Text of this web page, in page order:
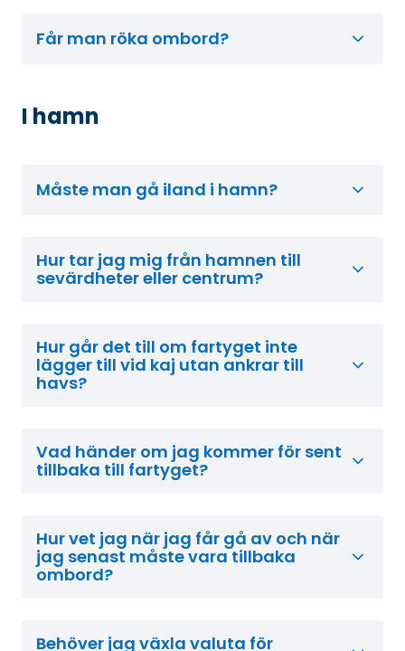
Får man röka ombord?
I hamn
Måste man gå iland i hamn?
Hur tar jag mig från hamnen till
sevärdheter eller centrum?
Hur går det till om fartyget inte
lägger till vid kaj utan ankrar till
havs?
Vad händer om jag kommer för sent
tillbaka till fartyget?
Hur vet jag när jag får gå av och när
jag senast måste vara tillbaka
ombord?
Behöver jag växla valuta för